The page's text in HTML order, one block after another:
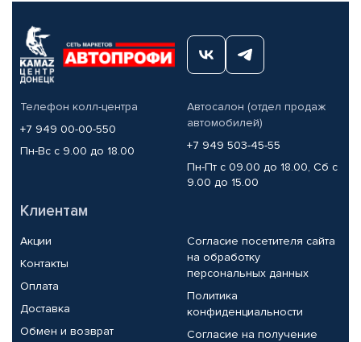
Телефон колл-центра
+7 949 00-00-550
Пн-Вс с 9.00 до 18.00
Автосалон (отдел продаж
автомобилей)
+7 949 503-45-55
Пн-Пт с 09.00 до 18.00, Сб с
9.00 до 15.00
Клиентам
Акции
Контакты
Оплата
Доставка
Обмен и возврат
Согласие посетителя сайта
на обработку
персональных данных
Политика
конфиденциальности
Согласие на получение